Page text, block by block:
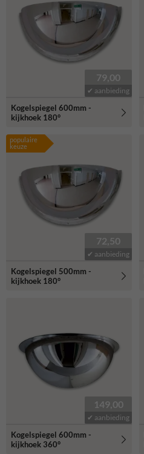
79,00
✔ aanbieding
Kogelspiegel 600mm -
kijkhoek 180°
populaire
keuze
72,50
✔ aanbieding
Kogelspiegel 500mm -
kijkhoek 180°
149,00
✔ aanbieding
Kogelspiegel 600mm -
kijkhoek 360°